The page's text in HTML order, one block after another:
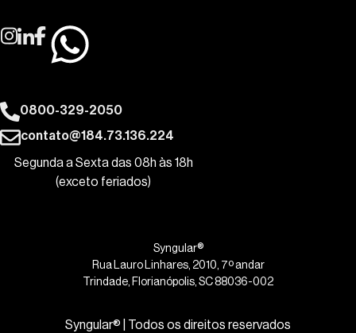
0800-329-2050
contato@184.73.136.224
Segunda a Sexta das 08h às 18h
(exceto feriados)
Syngular®
Rua Lauro Linhares, 2010, 7º andar
Trindade, Florianópolis, SC 88036-002
Syngular® | Todos os direitos reservados